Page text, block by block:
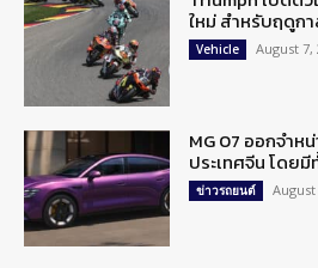
ใหม่ สำหรับฤดูก
Vehicle August 7,
MG 07 ออกจำห
ประเทศจีน โดยมี
ข่าวรถยนต์ August